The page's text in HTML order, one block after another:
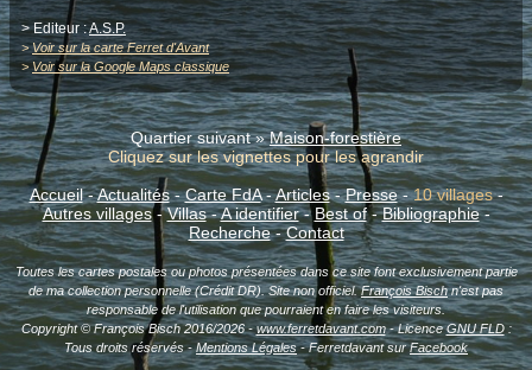
> Editeur :A.S.P.
>Voir sur la carte Ferret d'Avant
>Voir sur la Google Maps classique
Quartier suivant »Maison-forestière
Cliquez sur les vignettes pour les agrandir
Accueil-Actualités-Carte FdA-Articles-Presse-10 villages-
Autres villages-Villas-A identifier-Best of-Bibliographie-
Recherche-Contact
Toutes les cartes postales ou photos présentées dans ce site font exclusivement partie
de ma collection personnelle (Crédit DR). Site non officiel.François Bischn'est pas
responsable de l'utilisation que pourraient en faire les visiteurs.
Copyright © François Bisch 2016/2026 -www.ferretdavant.com- LicenceGNU FLD:
Tous droits réservés -Mentions Légales- Ferretdavant surFacebook